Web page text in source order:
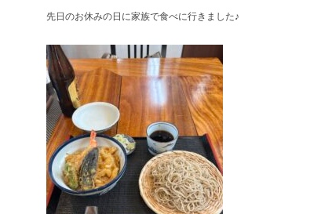
先日のお休みの日に家族で食べに行きました♪